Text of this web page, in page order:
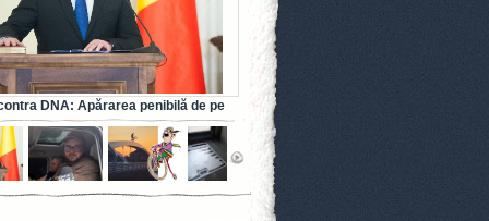
DNA: Apărarea penibilă de pe
fostului ministru al Sănătății (VIDEO)